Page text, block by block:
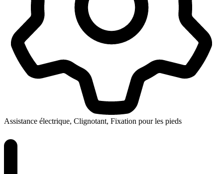
Assistance électrique, Clignotant, Fixation pour les pieds